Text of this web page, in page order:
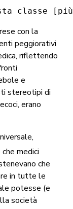
classe
con la
peggiorativi
riflettendo
e
stereotipi di
erano
che medici
che
in tutte le
potesse (e
società